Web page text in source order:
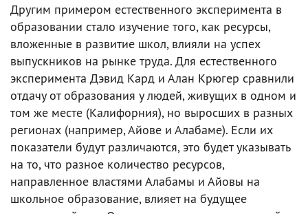
Другим примером естественного эксперимента в
образовании стало изучение того, как ресурсы,
вложенные в развитие школ, влияли на успех
выпускников на рынке труда. Для естественного
эксперимента Дэвид Кард и Алан Крюгер сравнили
отдачу от образования у людей, живущих в одном и
том же месте (Калифорния), но выросших в разных
регионах (например, Айове и Алабаме). Если их
показатели будут различаются, это будет указывать
на то, что разное количество ресурсов,
направленное властями Алабамы и Айовы на
школьное образование, влияет на будущее